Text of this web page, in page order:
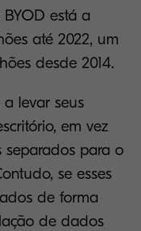
está a
até 2022, um
desde 2014.
levar seus
em vez
separados para o
se esses
de forma
de dados